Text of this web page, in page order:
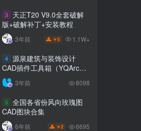
3
天正T20 V9.0全套破解
版+破解补丁+安装教程
3年前 ￥5 1.1W+
4 源泉建筑与装饰设计
CAD插件工具箱（YQArch
6.7.4）
3年前 8098
5 全国各省份风向玫瑰图
CAD图块合集
6年前 ￥2 6695